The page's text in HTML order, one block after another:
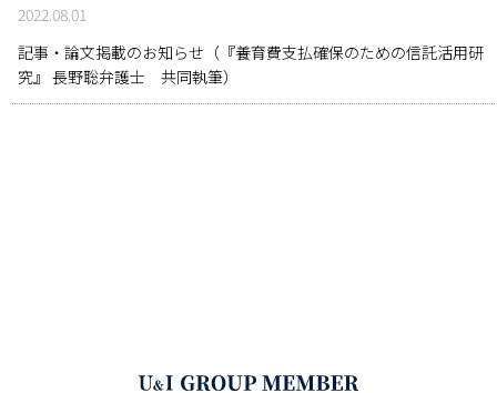
2022.08.01
記事・論文掲載のお知らせ（『養育費支払確保のための信託活用研
究』 長野聡弁護士 共同執筆）